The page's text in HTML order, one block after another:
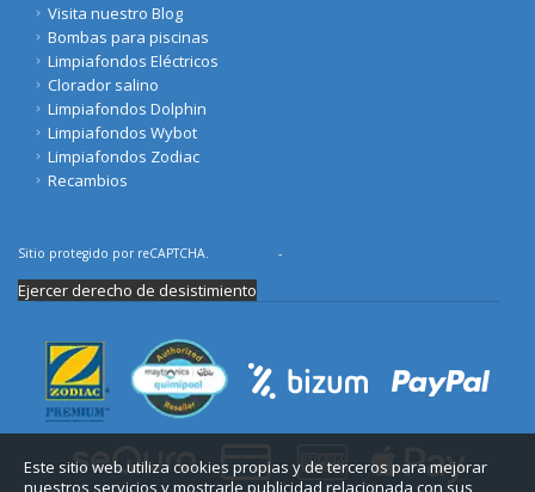
Visita nuestro Blog
Bombas para piscinas
Limpiafondos Eléctricos
Clorador salino
Limpiafondos Dolphin
Limpiafondos Wybot
Limpiafondos Zodiac
Recambios
Este sitio web utiliza cookies propias y de terceros para mejorar
nuestros servicios y mostrarle publicidad relacionada con sus
Sitio protegido por reCAPTCHA. -
Ejercer derecho de desistimiento